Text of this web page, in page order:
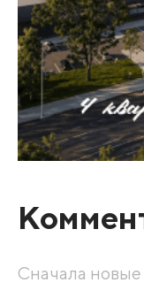
Сначала новые